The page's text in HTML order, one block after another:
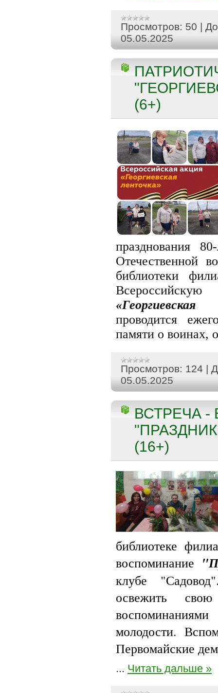
Просмотров: 50 |
05.05.2025
(6+)
празднования
Отечественной
библиотеки
проводится
памяти о воинах,
Просмотров: 124 |
05.05.2025
ВСТРЕЧА
(16+)
библиотеке
воспоминание
клубе
освежить
молодости.
Первомайские
... Читать дальше »